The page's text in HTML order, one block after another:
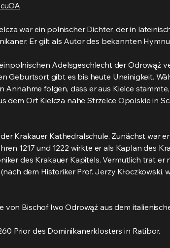
war ein polnischer Dichter, der in
Er gilt als Autor des bekannten
Adelsgeschlecht der Odrowąż
Geburtsort gibt es bis heute Uneinigkeit.
Annahme folgen, dass er aus Kielce
dem Ort Kielcza nahe Strzelce Opolskie in
Krakauer Kathedralschule. Zunächst war
1217 und 1222 wirkte er als Kaplan des
des Krakauer Kapitels. Vermutlich trat
dem Historiker Prof. Jerzy Kłoczkowski,
Bischof Iwo Odrowąż aus dem
Prior des Dominikanerklosters in Ratibor.